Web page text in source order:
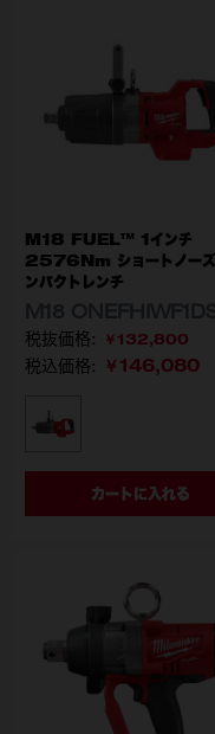
M18 FUEL™ 1インチ
2576Nm ショートノー
ンパクトレンチ
￥132,800
税込価格: ￥146,080
型番M18
カートに入れる